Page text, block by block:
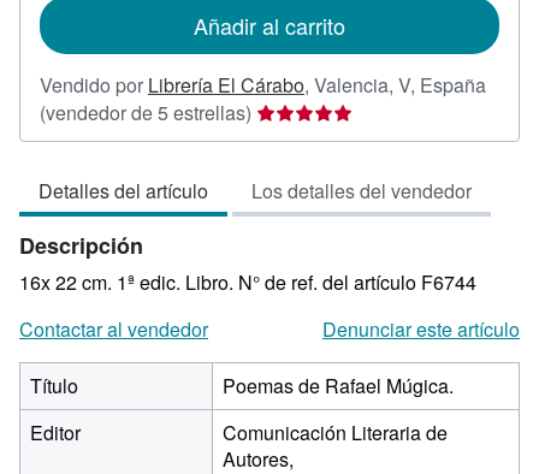
envío
Añadir al carrito
Vendido por Librería El Cárabo, Valencia, V, España
(vendedor de 5 estrellas) Calificación
del
5
de
estrellas
Detalles del artículo Los detalles del vendedor
Descripción
16x 22 cm. 1ª edic. Libro. N° de ref. del artículo F6744
Contactar al vendedor
Denunciar este artículo
Título
Poemas de Rafael Múgica.
Editor
Comunicación Literaria de
Autores,